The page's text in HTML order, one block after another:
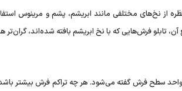
از نخ‌های مختلفی مانند ابریشم، پشم و مرینوس
آن، تابلو فرش‌هایی که با نخ ابریشم بافته شده‌اند، گران‌تر
واحد سطح فرش گفته می‌شود. هر چه تراکم فرش بیشتر